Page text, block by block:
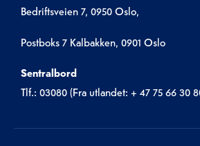
Bedriftsveien 7, 0950 Oslo,
Postboks 7 Kalbakken, 0901 Oslo
Sentralbord
Tlf.: 03080 (Fra utlandet: + 47 75 66 30